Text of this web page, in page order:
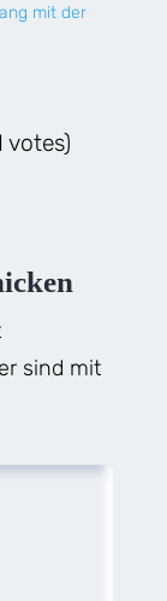
mit der
votes)
sind mit